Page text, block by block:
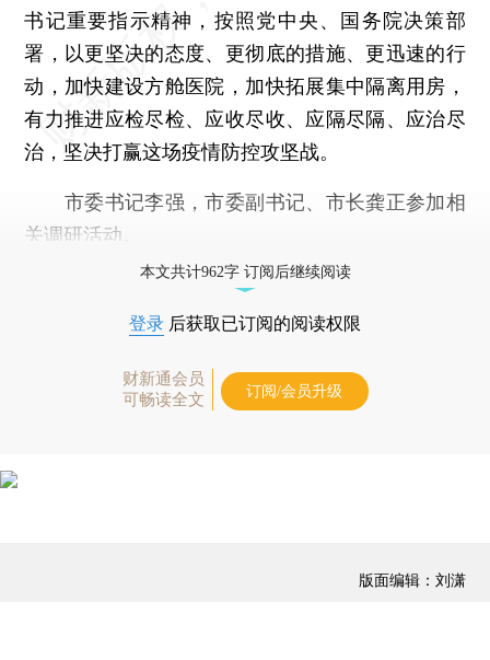
书记重要指示精神，按照党中央、国务院决策部
署，以更坚决的态度、更彻底的措施、更迅速的行
动，加快建设方舱医院，加快拓展集中隔离用房，
有力推进应检尽检、应收尽收、应隔尽隔、应治尽
治，坚决打赢这场疫情防控攻坚战。
市委书记李强，市委副书记、市长龚正参加相
关调研活动。
本文共计962字 订阅后继续阅读
登录 后获取已订阅的阅读权限
财新通会员
可畅读全文
订阅/会员升级
版面编辑：刘潇